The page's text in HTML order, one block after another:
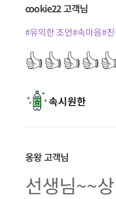
cookie22고객님
#유익한 조언#속마음#
속시원한
옹왕고객님
선생님~~